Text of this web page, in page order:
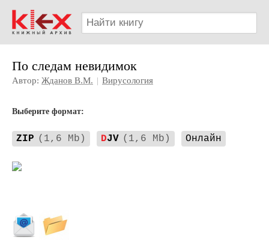
По следам невидимок
Автор: Жданов В.М. | Вирусология
Выберите формат:
ZIP (1,6 Mb) DJV (1,6 Mb) Онлайн